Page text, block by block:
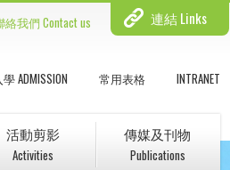
絡我們 Contact us 連結 Links
學 ADMISSION 常用表格 INTRANET
活動剪影
Activities
傳媒及刊物
Publications